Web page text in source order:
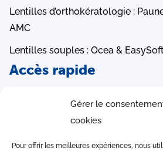
Gérer le
cookies
Pour offrir les meilleures expériences, nous
Lentilles d’orthokératologie :
AMC ​
Lentilles souples : Ocea &
Accès rapide